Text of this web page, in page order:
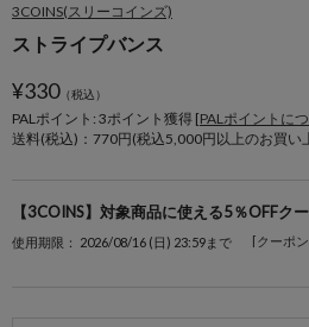
3COINS(スリーコインズ)
ストライプバンス
¥330（税込）
PALポイント: 3ポイント獲得 [PALポイントに
送料(税込)：770円(税込5,000円以上のお買い
【3COINS】対象商品に使える5％OFFク
使用期限： 2026/08/16 (日) 23:59まで [クーポ